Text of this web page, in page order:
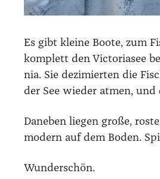
Es gibt klei­ne Boo­te, zum
kom­plett den Vic­to­ria­see
nia. Sie dezi­mier­ten die
der See wie­der atmen,
Dane­ben lie­gen gro­ße,
modern auf dem Boden.
Wun­der­schön.